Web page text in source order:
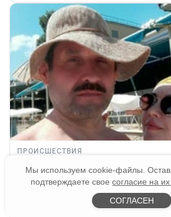
ПРОИСШЕСТВИЯ
Тела пропавшей семьи
найдут, но не все так
спасатель оценил шансы
Мы используем cookie-файлы.
подтверждаете своесогласие на
СОГЛАСЕН